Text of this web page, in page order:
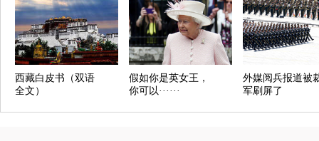
西藏白皮书（双语
全文）
假如你是英女王，
你可以······
外媒阅兵报道被
军刷屏了